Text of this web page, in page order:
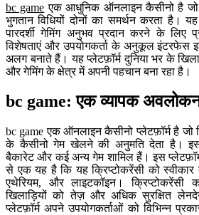
bc game एक आधुनिक ऑनलाइन कैसीनो है जो
भुगतान विधियों दोनों का समर्थन करता है।
पारदर्शी गेमिंग अनुभव प्रदान करने के लिए
विशेषताएं और उपयोगकर्ता के अनुकूल इंटरफेस
अलग बनाते हैं। यह प्लेटफ़ॉर्म दुनिया भर के
और गेमिंग के क्षेत्र में अपनी पहचान बना रहा है।
bc game: एक व्यापक
bc game एक ऑनलाइन कैसीनो प्लेटफ़ॉर्म है जो
के कैसीनो गेम खेलने की अनुमति देता है।
बैकारेट और कई अन्य गेम शामिल हैं। इस
से एक यह है कि यह क्रिप्टोकरेंसी को
एथेरियम, और लाइटकॉइन।
खिलाड़ियों को तेज़ और अधिक सुरक्षित
प्लेटफ़ॉर्म अपने उपयोगकर्ताओं को विभिन्न